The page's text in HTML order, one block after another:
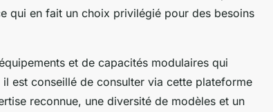
qui en fait un choix privilégié pour des besoins
et de capacités modulaires qui
est conseillé de consulter via cette plateforme
reconnue, une diversité de modèles et un